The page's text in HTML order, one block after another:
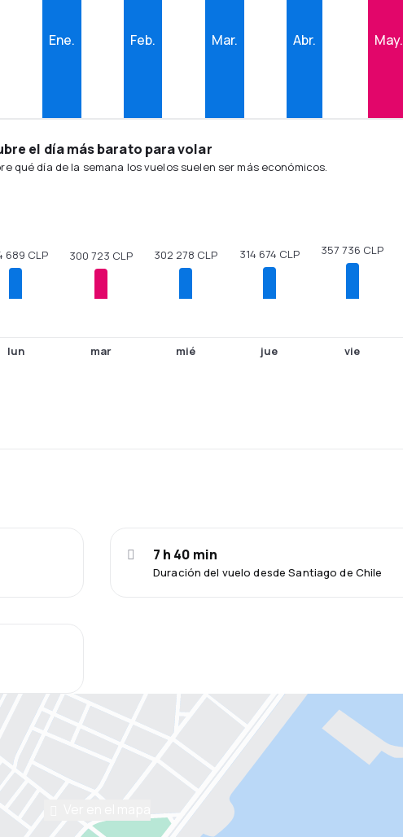
Ene. Feb. Mar. Abr. May.
el día más barato para volar
qué día de la semana los vuelos suelen ser más económicos.
689 CLP
lun
300 723 CLP
mar
302 278 CLP
mié
314 674 CLP
jue
357 736 CLP
vie
Duración del vuelo desde Santiago de Chile
7 h 40 min